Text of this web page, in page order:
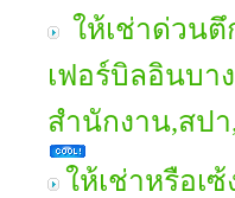
ให้เช่าด่วน
เฟอร์บิลอินบา
สำนักงาน,สป
ให้เช่าหรือเ